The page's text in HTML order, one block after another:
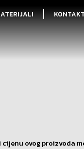
cijenu ovog proizvoda